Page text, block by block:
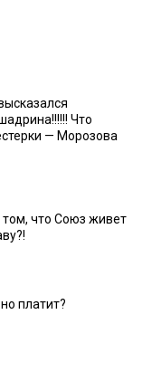
Что
— Морозова
том, что Союз живет
платит?